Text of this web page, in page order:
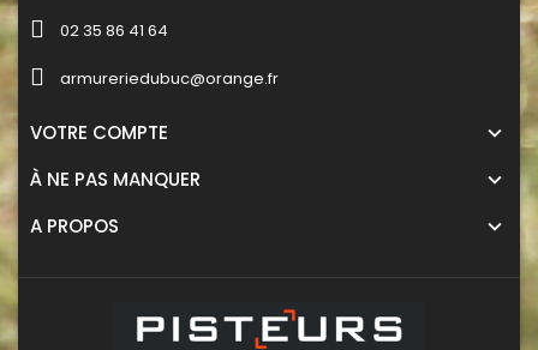
02 35 86 41 64
armureriedubuc@orange.fr
VOTRE COMPTE
À NE PAS MANQUER
A PROPOS